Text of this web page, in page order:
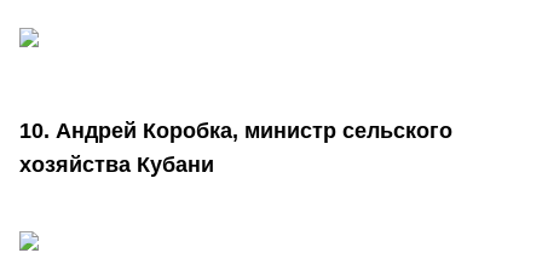
10. Андрей Коробка, министр сельского
хозяйства Кубани